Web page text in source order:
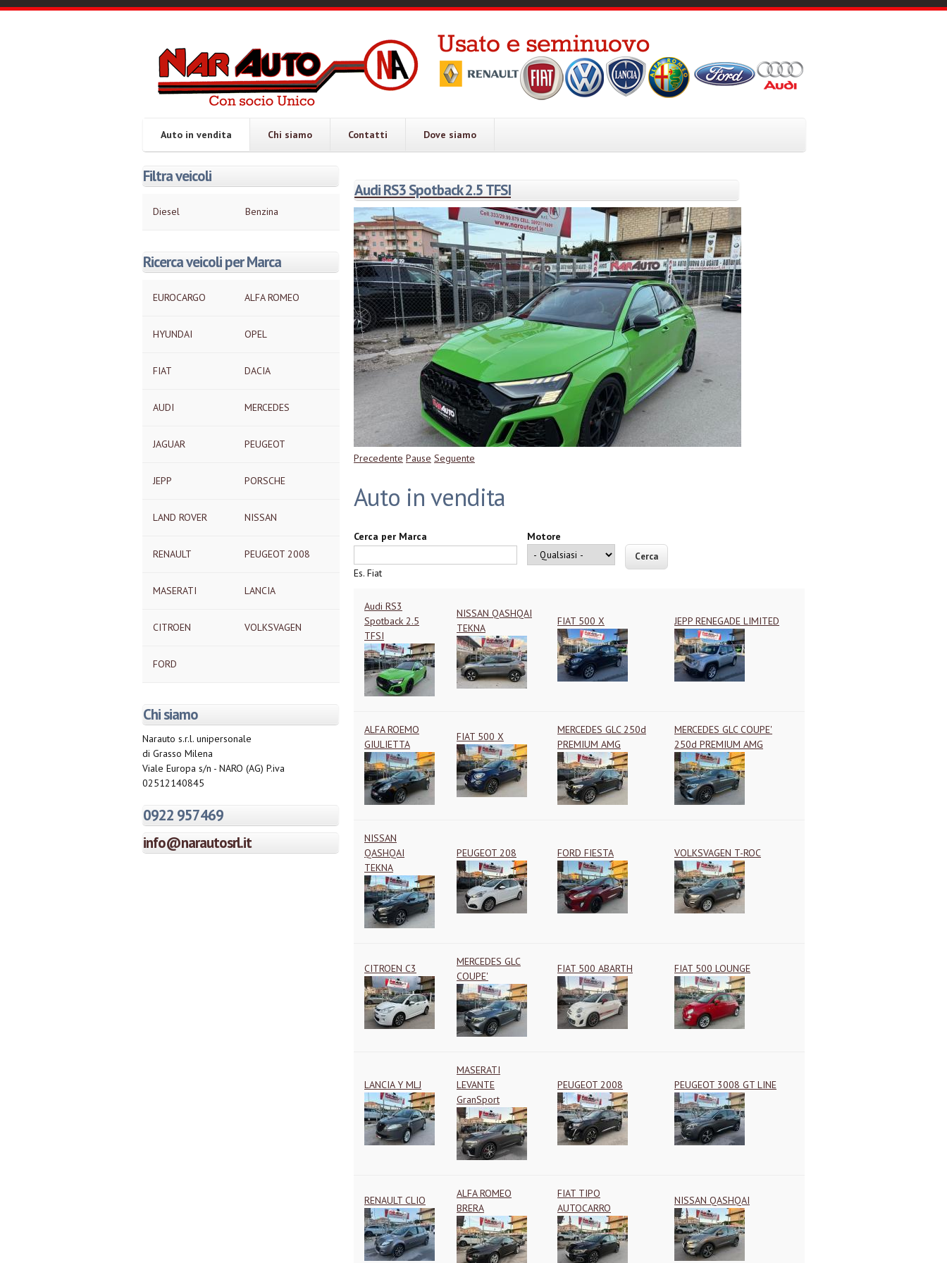
Salta al contenuto principale
Narautosrl.it
socio
unico
Auto in vendita Chi siamo Contatti Dove siamo
Filtra veicoli
Diesel Benzina
Ricerca veicoli per Marca
EUROCARGO ALFA ROMEO
HYUNDAI OPEL
FIAT DACIA
AUDI MERCEDES
JAGUAR PEUGEOT
JEPP PORSCHE
LAND ROVER NISSAN
RENAULT PEUGEOT 2008
MASERATI LANCIA
CITROEN VOLKSVAGEN
FORD
Chi siamo
Narauto s.r.l. unipersonale
di Grasso Milena
Viale Europa s/n - NARO (AG) P.iva
02512140845
0922 957469
info@narautosrl.it
Audi RS3 Spotback 2.5 TFSI
NISSAN QASHQAI TEKNA
Precedente Pause Seguente
Auto in vendita
Cerca per Marca
Es. Fiat
Motore
Audi RS3
Spotback 2.5
TFSI
NISSAN QASHQAI
TEKNA
FIAT 500 X JEPP RENEGADE LIMITED
ALFA ROEMO
GIULIETTA
FIAT 500 X
MERCEDES GLC 250d
PREMIUM AMG
MERCEDES GLC COUPE'
250d PREMIUM AMG
NISSAN
QASHQAI
TEKNA
PEUGEOT 208 FORD FIESTA VOLKSVAGEN T-ROC
CITROEN C3
MERCEDES GLC
COUPE'
FIAT 500 ABARTH FIAT 500 LOUNGE
LANCIA Y MLJ
MASERATI
LEVANTE
GranSport
PEUGEOT 2008 PEUGEOT 3008 GT LINE
RENAULT CLIO
ALFA ROMEO
BRERA
FIAT TIPO
AUTOCARRO
NISSAN QASHQAI